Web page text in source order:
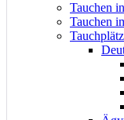
Tauchen
Tauchen